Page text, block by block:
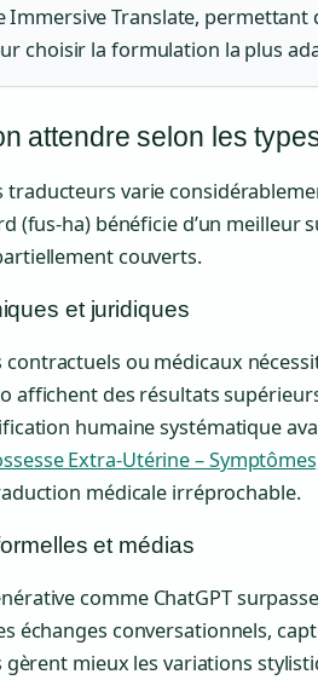
Immersive Translate, permettant
choisir la formulation la plus
attendre selon les
traducteurs varie
(fus-ha) bénéficie d’un meilleur
couverts.
et juridiques
contractuels ou médicaux
affichent des résultats
humaine systématique
Extra-Utérine –
médicale irréprochable.
et médias
comme ChatGPT
échanges conversationnels,
mieux les variations